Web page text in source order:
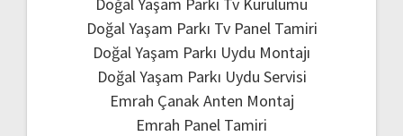
Doğal Yaşam Parkı Tv Panel Tamiri
Doğal Yaşam Parkı Uydu Montajı
Doğal Yaşam Parkı Uydu Servisi
Emrah Çanak Anten Montaj
Emrah Panel Tamiri